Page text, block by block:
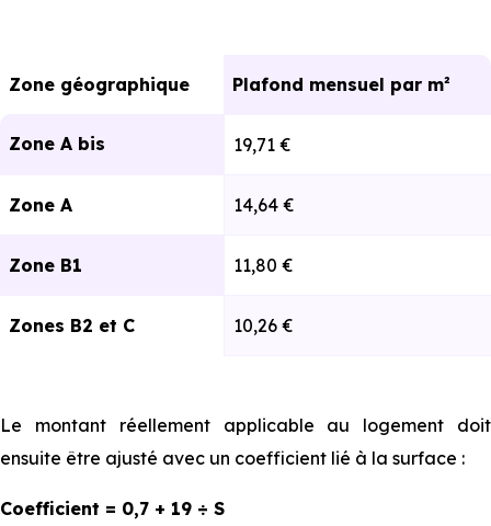
Zone géographique Plafond mensuel par m²
Zone A bis 19,71 €
Zone A 14,64 €
Zone B1 11,80 €
Zones B2 et C 10,26 €
Le montant réellement applicable au logement doit
ensuite être ajusté avec un coefficient lié à la surface :
Coefficient = 0,7 + 19 ÷ S